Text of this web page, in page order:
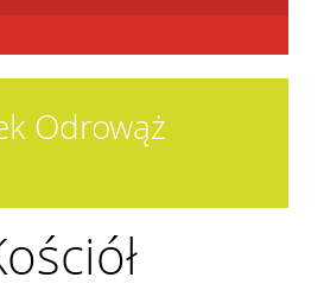
Odrowąż